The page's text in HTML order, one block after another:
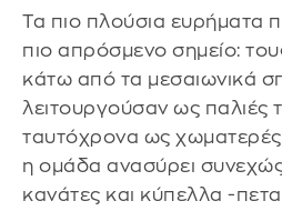
Τα πιο πλούσια ευρήματα
πιο απρόσμενο σημείο:
κάτω από τα μεσαιωνικά
λειτουργούσαν ως παλιές
ταυτόχρονα ως
η ομάδα ανασύρει
κανάτες και κύπελλα -